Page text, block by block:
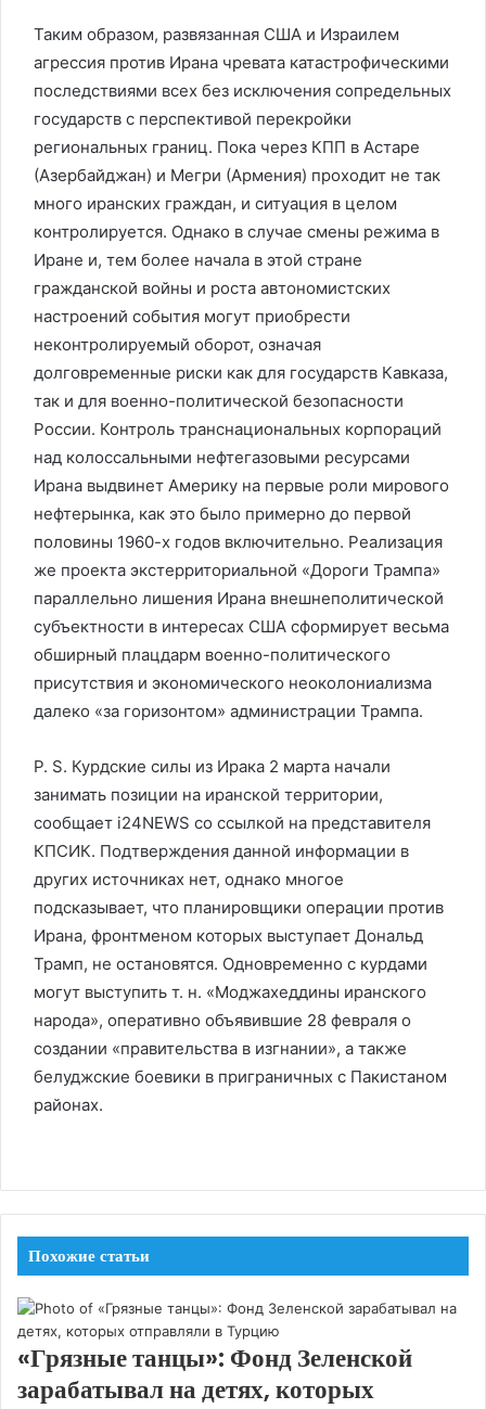
Таким образом, развязанная США и Израилем
агрессия против Ирана чревата катастрофическими
последствиями всех без исключения сопредельных
государств с перспективой перекройки
региональных границ. Пока через КПП в Астаре
(Азербайджан) и Мегри (Армения) проходит не так
много иранских граждан, и ситуация в целом
контролируется. Однако в случае смены режима в
Иране и, тем более начала в этой стране
гражданской войны и роста автономистских
настроений события могут приобрести
неконтролируемый оборот, означая
долговременные риски как для государств Кавказа,
так и для военно-политической безопасности
России. Контроль транснациональных корпораций
над колоссальными нефтегазовыми ресурсами
Ирана выдвинет Америку на первые роли мирового
нефтерынка, как это было примерно до первой
половины 1960-х годов включительно. Реализация
же проекта экстерриториальной «Дороги Трампа»
параллельно лишения Ирана внешнеполитической
субъектности в интересах США сформирует весьма
обширный плацдарм военно-политического
присутствия и экономического неоколониализма
далеко «за горизонтом» администрации Трампа.
P. S. Курдские силы из Ирака 2 марта начали
занимать позиции на иранской территории,
сообщает i24NEWS со ссылкой на представителя
КПСИК. Подтверждения данной информации в
других источниках нет, однако многое
подсказывает, что планировщики операции против
Ирана, фронтменом которых выступает Дональд
Трамп, не остановятся. Одновременно с курдами
могут выступить т. н. «Моджахеддины иранского
народа», оперативно объявившие 28 февраля о
создании «правительства в изгнании», а также
белуджские боевики в приграничных с Пакистаном
районах.
Похожие статьи
«Грязные танцы»: Фонд Зеленской
зарабатывал на детях, которых